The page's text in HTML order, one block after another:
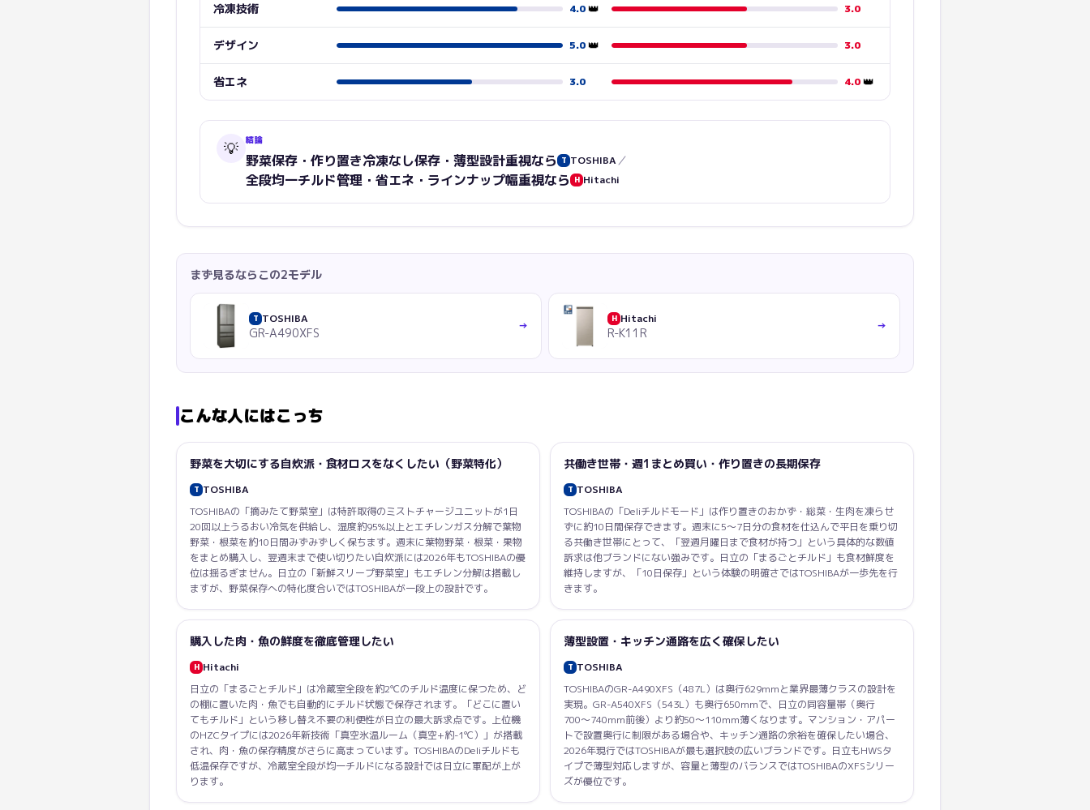
冷凍技術 4.0👑 3.0
デザイン 5.0👑 3.0
省エネ 3.0 4.0👑
💡 結論
野菜保存・作り置き冷凍なし保存・薄型設計重視なら T TOSHIBA ／
全段均一チルド管理・省エネ・ラインナップ幅重視なら H Hitachi
まず見るならこの2モデル
T TOSHIBA
GR-A490XFS →
H Hitachi
R-K11R →
こんな人にはこっち
野菜を大切にする自炊派・食材ロスをなくしたい（野菜特化）
T TOSHIBA
TOSHIBAの「摘みたて野菜室」は特許取得のミストチャージユニットが1日
20回以上うるおい冷気を供給し、湿度約95%以上とエチレンガス分解で葉物
野菜・根菜を約10日間みずみずしく保ちます。週末に葉物野菜・根菜・果物
をまとめ購入し、翌週末まで使い切りたい自炊派には2026年もTOSHIBAの優
位は揺るぎません。日立の「新鮮スリープ野菜室」もエチレン分解は搭載し
ますが、野菜保存への特化度合いではTOSHIBAが一段上の設計です。
共働き世帯・週1まとめ買い・作り置きの長期保存
T TOSHIBA
TOSHIBAの「Deliチルドモード」は作り置きのおかず・総菜・生肉を凍らせ
ずに約10日間保存できます。週末に5〜7日分の食材を仕込んで平日を乗り切
る共働き世帯にとって、「翌週月曜日まで食材が持つ」という具体的な数値
訴求は他ブランドにない強みです。日立の「まるごとチルド」も食材鮮度を
維持しますが、「10日保存」という体験の明確さではTOSHIBAが一歩先を行
きます。
購入した肉・魚の鮮度を徹底管理したい
H Hitachi
日立の「まるごとチルド」は冷蔵室全段を約2℃のチルド温度に保つため、ど
の棚に置いた肉・魚でも自動的にチルド状態で保存されます。「どこに置い
てもチルド」という移し替え不要の利便性が日立の最大訴求点です。上位機
のHZCタイプには2026年新技術「真空氷温ルーム（真空+約-1℃）」が搭載
され、肉・魚の保存精度がさらに高まっています。TOSHIBAのDeliチルドも
低温保存ですが、冷蔵室全段が均一チルドになる設計では日立に軍配が上が
ります。
薄型設置・キッチン通路を広く確保したい
T TOSHIBA
TOSHIBAのGR-A490XFS（487L）は奥行629mmと業界最薄クラスの設計を
実現。GR-A540XFS（543L）も奥行650mmで、日立の同容量帯（奥行
700〜740mm前後）より約50〜110mm薄くなります。マンション・アパー
トで設置奥行に制限がある場合や、キッチン通路の余裕を確保したい場合、
2026年現行ではTOSHIBAが最も選択肢の広いブランドです。日立もHWSタ
イプで薄型対応しますが、容量と薄型のバランスではTOSHIBAのXFSシリー
ズが優位です。